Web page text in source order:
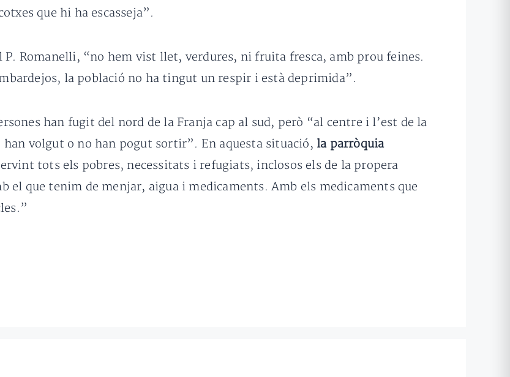
que hi ha escasseja”.
P. Romanelli, “no hem vist llet, verdures, ni fruita fresca, amb prou feines.
la població no ha tingut un respir i està deprimida”.
han fugit del nord de la Franja cap al sud, però “al centre i l’est de la
volgut o no han pogut sortir”. En aquesta situació, la parròquia
tots els pobres, necessitats i refugiats, inclosos els de la propera
el que tenim de menjar, aigua i medicaments. Amb els medicaments que